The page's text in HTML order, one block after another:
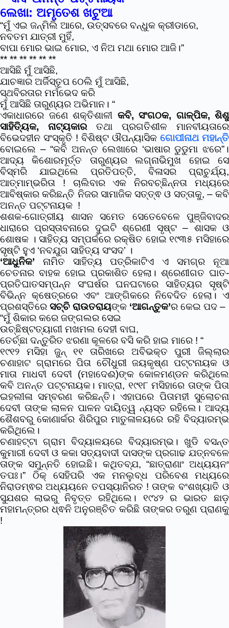
ଲେଖା: ଅମୃତେଶ ଖଟୁଆ
“ମୁଁ ଏଇ ଜନ୍ମିଲି ଆରେ, ଉତ୍ସବରେ ବନ୍ଧୁକ କ୍ରୀଡାରେ,
ନବତମ ଯାତ୍ରୀ ମୁହିଁ,
ବାପା ମୋର ଭାଇ ମୋର, ଏ ନିଅ ମଥା ମୋର ଆଜି।”
** ** ** ** ** **
ଆସିଛି ମୁଁ ଆସିଛି,
ଯାଚଜ୍ଞାର ଅର୍ଜିସ୍ତୂପ ଠେଲି ମୁଁ ଆସିଛି,
ସ୍ଥବିରତାର ମର୍ମଭେଦ କରି
ମୁଁ ଆସିଛି ତାରୁଣ୍ୟର ଅଭିମାନ। “
ଏକାଧାରରେ ଜଣେ ଶକ୍ତିଶାଳୀ କବି, ସଂଗଠକ, ଗାଳ୍ପିକ, ଶିଶୁ
ସାହିତ୍ୟିକ, ନାଟ୍ୟକାରତଥା ପ୍ରଗତିଶୀଳ ମାନବୀୟତାରେ
ବିଭେଦହୀନ ସଂସ୍କୃତି ! ବିଶିଷ୍ଟ ଔପନ୍ୟାସିକ ଗୋପୀନାଥ ମହାନ୍ତି
ବୋଇଲେ – “କବି ଅନନ୍ତ ଲେଖାରେ ‘ଭାଷାର ଡୁଡୁମା ଝରେ”।
ଆଦ୍ୟ କିଶୋରମୂର୍ତ୍ତ ତାରୁଣ୍ୟର ଲଗ୍ନାଭିମୁଖ ହୋଇ ସେ
ବିସ୍ମରି ଯାଇଥିଲେ ପ୍ରତିପତ୍ତି, ବିଳାସର ପ୍ରାଚୁର୍ଯ୍ୟ,
ଆତ୍ମାମ୍ଭରିତା ! ଚାଲିବାର ଏକ ନିରବଚ୍ଛିନ୍ନତା ମଧ୍ୟରେ
ଆବିଷ୍କାର କରିଛନ୍ତି ନିଜର ସାମାଜିକ ସତ୍ତ୍ଵ ଓ ସତ୍ତାକୁ, – କବି
ଅନନ୍ତ ପଟ୍ଟନାୟକ !
ଶଶକ-ଗୋତ୍ରୀୟ ଶାସନ ସମେତ ସେତେବେଳେ ପୁଞ୍ଜିବାଦର
ଧାରାରେ ପ୍ରସ୍ତାବନାରେ ଦୁଇଟି ଶ୍ରେଣୀ ସୃଷ୍ଟ – ଶାସକ ଓ
ଶୋଷକ । ସାହିତ୍ୟ ସମ୍ପର୍କରେ ରକ୍ଷିତ ହୋଇ ୧୯୩୫ ମସିହାରେ
ସୃଷ୍ଟି ହୁଏ ‘ନବଯୁଗ ସାହିତ୍ୟ ସଂସଦ’ ।
‘ଆଧୁନିକ’ ନାମିତ ସାହିତ୍ୟ ପତ୍ରିକାଟିଏ ଏ ସମଗ୍ର ନୂଆ
ଚେତନାର ବାହକ ହୋଇ ପ୍ରକାଶିତ ହେଲା। ଶ୍ରେଣୀଗତ ଘାତ-
ପ୍ରତିଘାତସମ୍ପନ୍ନ ସଂଘର୍ଷର ଘନଘଟାରେ ସାହିତ୍ୟର ସୃଷ୍ଟି
ବିଭିନ୍ନ କ୍ଷେତ୍ରରେ ଏବଂ ଆଙ୍ଗିକରେ ନିବେଦିତ ହେଲା। ଏ
ପ୍ରଶସ୍ତିରେ ସଚ୍ଚି ରାଉତରାୟଙ୍କ ‘ଆଗନ୍ତୁକ’ର କେଇ ପଦ –
“ମୁଁ ଶିକାର କରେ ଜଙ୍ଗଲର ସେଇ
ଉଚ୍ଛିଷ୍ଟତ୍ୟାଗୀ ମଖମଲ ଦେହୀ ବାଘ,
ତେର୍ଚ୍ଛା ଦନ୍ତୁରିତ ଝରଣା କୂଳରେ ବସି କରି ହାଇ ମାରେ ! “
୧୯୧୨ ମସିହା ଜୁନ୍ ୧୧ ତାରିଖରେ ଅବିଭକ୍ତ ପୁରୀ ଜିଲ୍ଲାର
ଚଣାହାଟ ଗ୍ରାମରେ ପିତା ଚୌଧୁରୀ ଜୟକୃଷ୍ଣ ପଟ୍ଟନାୟକ ଓ
ମାତା ମାଧବୀ ଦେବୀ (ମହାଦେଈ)ଙ୍କ କୋଳମଣ୍ଡନ କରିଥିଲେ
କବି ଅନନ୍ତ ପଟ୍ଟନାୟକ। ମାତ୍ରା, ୧୯୧୮ ମସିହାରେ ତାଙ୍କ ପିତା
ଇହଲୀଳା ସମ୍ବରଣ କରିଛନ୍ତି। ଏହାପରେ ପିତାମହୀ ସୁଲୋଚନା
ଦେବୀ ତାଙ୍କ ଲାଳନ ପାଳନ ଦାୟିତ୍ୱ ନ୍ୟସ୍ତ ରହିଲେ। ଆଦ୍ୟ
ଶୈଶବରୁ କୋଣାର୍କର ଶିରିପୁର ମାତୁଳାଳୟରେ ରହି ବିଦ୍ୟାରମ୍ଭ
କରିଥିଲେ।
ଚଣାହଟ୍ଟା ଗ୍ରାମ ବିଦ୍ୟାଳୟରେ ବିଦ୍ୟାରମ୍ଭ। ଖୁଡି ବସନ୍ତ
କୁମାରୀ ଦେବୀ ଓ କକା ସତ୍ୟବାଦୀ ଦାସଙ୍କ ପ୍ରଗାଢ ଯତ୍ନବଳେ
ତାଙ୍କ ସମୁନ୍ନତି ହୋଇଛି। କଥିତବ୍ଯ, “ଛାତ୍ରାଣାଂ ଅଧ୍ୟୟନଂ
ତପଃ।” ଠିକ୍ ସେହିପରି ଏକ ମନଲୁବ୍ଧ ପରିବେଶ ମଧ୍ୟରେ
ନିରାଡମ୍ଵର ଅଧ୍ୟୟନେ ତପସ୍ୟାନିରତ ! ତାଙ୍କ ବଂଶଖ୍ୟାତି ଓ
ସୁଯଶର ଲାଭରୁ ନିବୃତ୍ତ ରହିଥିଲେ। ୧୯୪୨ ର ଭାରତ ଛାଡ଼
ମହାମନ୍ତ୍ରର ଧ୍ଵନି ଅନୁରଞ୍ଚିତ କରିଛି ତାଙ୍କର ତରୁଣ ପ୍ରାଣକୁ
!